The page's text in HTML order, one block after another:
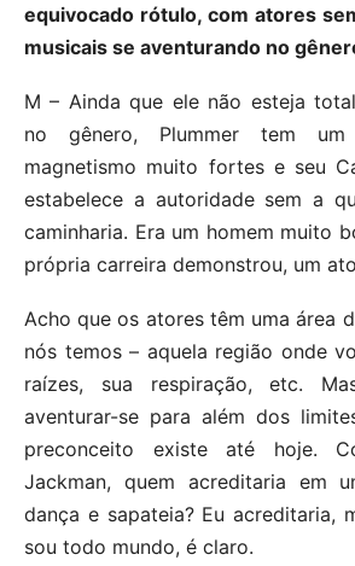
equivocado rótulo, com atores
musicais se aventurando no
M – Ainda que ele não esteja
no gênero, Plummer tem
magnetismo muito fortes e seu
estabelece a autoridade sem a
caminharia. Era um homem muito
própria carreira demonstrou, um
Acho que os atores têm uma área
nós temos – aquela região onde
raízes, sua respiração, etc.
aventurar-se para além dos
preconceito existe até hoje.
Jackman, quem acreditaria em
dança e sapateia? Eu acreditaria,
sou todo mundo, é claro.